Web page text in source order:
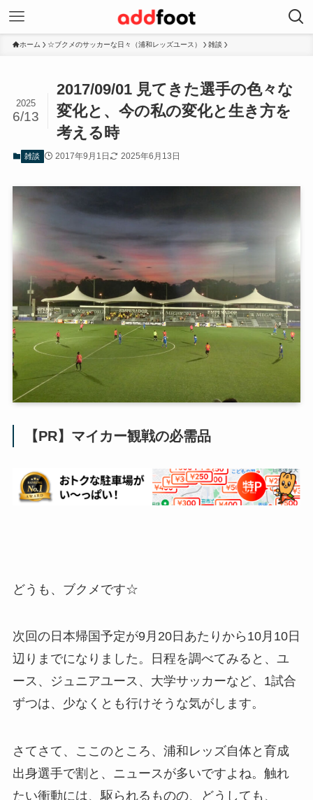
ホーム ☆ブクメのサッカーな日々（浦和レッズユース） 雑談
2017/09/01 見てきた選手の色々な
変化と、今の私の変化と生き方を
考える時
2025
6/13
雑談 2017年9月1日 2025年6月13日
【PR】マイカー観戦の必需品
どうも、ブクメです☆
次回の日本帰国予定が9月20日あたりから10月10日
辺りまでになりました。日程を調べてみると、ユ
ース、ジュニアユース、大学サッカーなど、1試合
ずつは、少なくとも行けそうな気がします。
さてさて、ここのところ、浦和レッズ自体と育成
出身選手で割と、ニュースが多いですよね。触れ
たい衝動には、駆られるものの、どうしても、